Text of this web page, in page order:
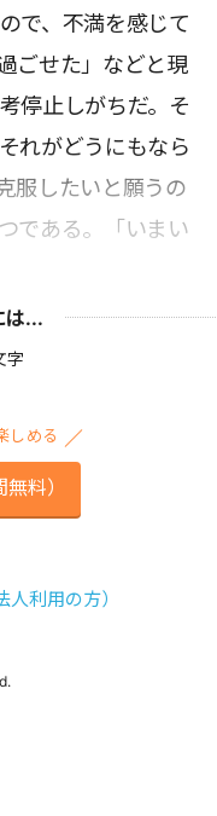
で、不満を感じて
ごせた」などと現
停止しがちだ。そ
れがどうにもなら
服したいと願うの
である。「いまい
は...
字
しめる
料）
利用の方）